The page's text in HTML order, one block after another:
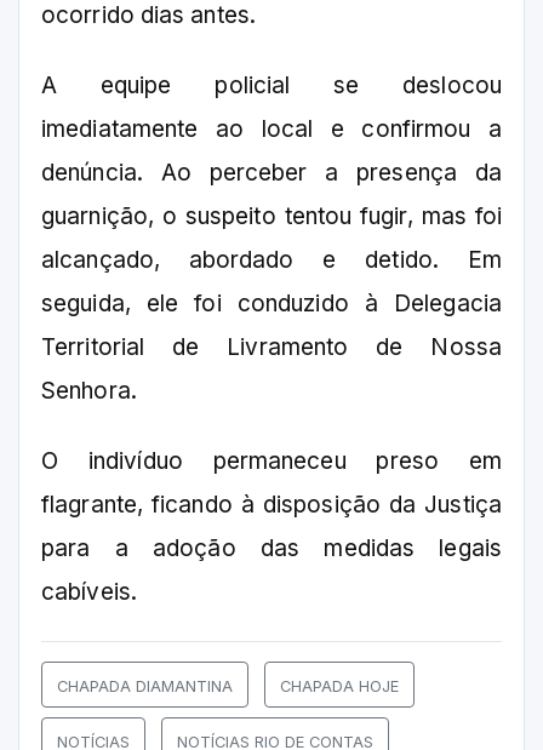
ocorrido dias antes.
A equipe policial se deslocou
imediatamente ao local e confirmou a
denúncia. Ao perceber a presença da
guarnição, o suspeito tentou fugir, mas foi
alcançado, abordado e detido. Em
seguida, ele foi conduzido à Delegacia
Territorial de Livramento de Nossa
Senhora.
O indivíduo permaneceu preso em
flagrante, ficando à disposição da Justiça
para a adoção das medidas legais
cabíveis.
CHAPADA DIAMANTINA CHAPADA HOJE
NOTÍCIAS NOTÍCIAS RIO DE CONTAS